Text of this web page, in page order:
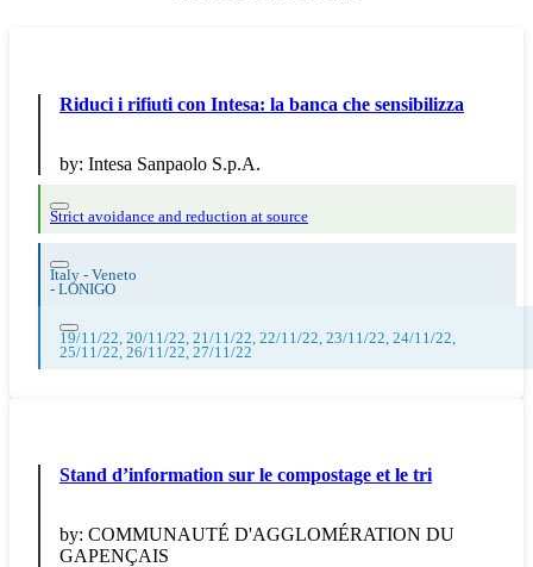
Riduci i rifiuti con Intesa: la banca che sensibilizza
by: Intesa Sanpaolo S.p.A.
Strict avoidance and reduction at source
Italy - Veneto
- LONIGO
19/11/22, 20/11/22, 21/11/22, 22/11/22, 23/11/22, 24/11/22,
25/11/22, 26/11/22, 27/11/22
Stand d’information sur le compostage et le tri
by: COMMUNAUTÉ D'AGGLOMÉRATION DU
GAPENÇAIS